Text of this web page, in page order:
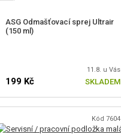
ASG Odmašťovací sprej Ultrair
(150 ml)
11.8. u Vás
199 Kč SKLADEM
Kód 7604